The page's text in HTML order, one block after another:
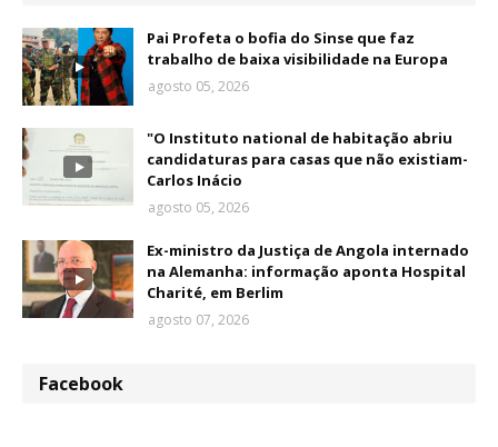
Pai Profeta o bofia do Sinse que faz
trabalho de baixa visibilidade na Europa
agosto 05, 2026
"O Instituto national de habitação abriu
candidaturas para casas que não existiam-
Carlos Inácio
agosto 05, 2026
Ex-ministro da Justiça de Angola internado
na Alemanha: informação aponta Hospital
Charité, em Berlim
agosto 07, 2026
Facebook